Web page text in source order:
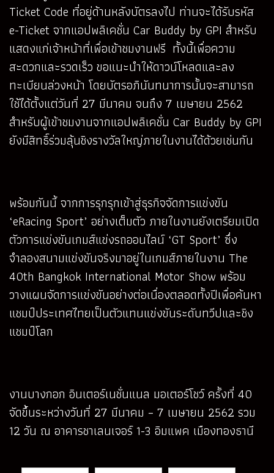
Ticket Code ที่อยู่ด้านหลังบัตรลงไป ท่านจะได้รับรหัส
e-Ticket จากแอปพลิเคชั่น Car Buddy by GPI สำหรับ
แสดงแก่เจ้าหน้าที่เพื่อเข้าชมงานฟรี ทั้งนี้เพื่อความ
สะดวกและรวดเร็ว ขอแนะนำให้ดาวน์โหลดและลง
ทะเบียนล่วงหน้า โดยบัตรอภินันทนาการนั้นจะสามารถ
ใช้ได้ตั้งแต่วันที่ 27 มีนาคม จนถึง 7 เมษายน 2562
สำหรับผู้เข้าชมงานจากแอปพลิเคชั่น Car Buddy by GPI
ยังมีสิทธิ์ร่วมลุ้นชิงรางวัลใหญ่ภายในงานได้ด้วยเช่นกัน
พร้อมกันนี้ จากการรุกรุกเข้าสู่ธุรกิจจัดการแข่งขัน
‘eRacing Sport’ อย่างเต็มตัว ภายในงานยังเตรียมเปิด
ตัวการแข่งขันเกมส์แข่งรถออนไลน์ ‘GT Sport’ ซึ่ง
จำลองสนามแข่งขันจริงมาอยู่ในเกมส์ภายในงาน The
40th Bangkok International Motor Show พร้อม
วางแผนจัดการแข่งขันอย่างต่อเนื่องตลอดทั้งปีเพื่อค้นหา
แชมป์ประเทศไทยเป็นตัวแทนแข่งขันระดับทวีปและชิง
แชมป์โลก
งานบางกอก อินเตอร์เนชั่นแนล มอเตอร์โชว์ ครั้งที่ 40
จัดขึ้นระหว่างวันที่ 27 มีนาคม – 7 เมษายน 2562 รวม
12 วัน ณ อาคารชาเลนเจอร์ 1-3 อิมแพค เมืองทองธานี